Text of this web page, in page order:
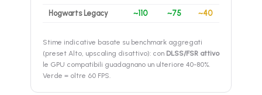
Hogwarts Legacy ~110 ~75 ~40
Stime indicative basate su benchmark aggregati
(preset Alto, upscaling disattivo): con DLSS/FSR attivo
le GPU compatibili guadagnano un ulteriore 40-80%.
Verde = oltre 60 FPS.